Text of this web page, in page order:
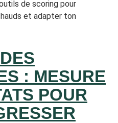
de scoring pour
et adapter ton
: MESURE
POUR